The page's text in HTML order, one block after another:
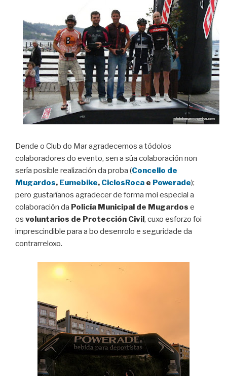
Dende o Club do Mar agradecemos a tódolos
colaboradores do evento, sen a súa colaboración non
sería posible realización da proba (Concello de
Mugardos, Eumebike, CiclosRoca e Powerade);
pero gustaríanos agradecer de forma moi especial a
colaboración da Policía Municipal de Mugardos e
os voluntarios de Protección Civil, cuxo esforzo foi
imprescindible para a bo desenrolo e seguridade da
contrarreloxo.